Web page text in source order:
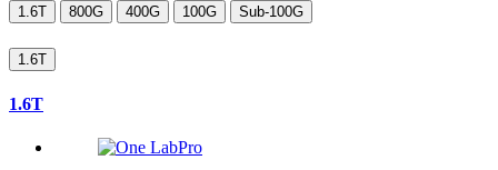
1.6T 800G 400G 100G Sub-100G
1.6T
1.6T